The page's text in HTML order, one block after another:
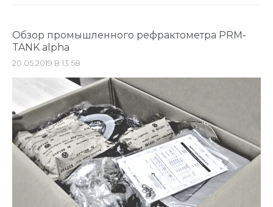
Обзор промышленного рефрактометра PRM-
TANK alpha
20.05.2019 В 13:58